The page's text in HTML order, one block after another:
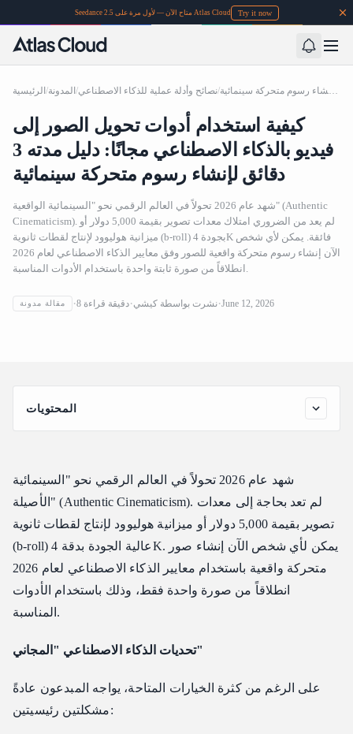
Seedance 2.5 متاح الآن — لأول مرة على Atlas Cloud Try it now
الرئيسية /المدونة /نصائح وأدلة عملية للذكاء الاصطناعي/ كيفية استخدام أدوات تحويل الصور إلى فيديو بالذكاء الاصطناعي مجانًا: دليل مدته 3 دقائق لإنشاء رسوم متحركة سينمائية
كيفية استخدام أدوات تحويل الصور إلى
فيديو بالذكاء الاصطناعي مجانًا: دليل مدته 3
دقائق لإنشاء رسوم متحركة سينمائية
شهد عام 2026 تحولاً في العالم الرقمي نحو "السينمائية الواقعية" (Authentic
Cinematicism). لم يعد من الضروري امتلاك معدات تصوير بقيمة 5,000 دولار أو
ميزانية هوليوود لإنتاج لقطات ثانوية (b-roll) بجودة 4K فائقة. يمكن لأي شخص
الآن إنشاء رسوم متحركة واقعية للصور وفق معايير الذكاء الاصطناعي لعام 2026
انطلاقاً من صورة ثابتة واحدة باستخدام الأدوات المناسبة.
مقالة مدونة 8 دقيقة قراءة نشرت بواسطة كيشي June 12, 2026
كيفية استخدام أدوات تحويل الصور إلى فيديو بالذكاء
الاصطناعي مجانًا: دليل مدته 3 دقائق لإنشاء رسوم متحركة
المحتويات
"الثلاثة الكبار" من أدوات الذكاء الاصطناعي المجانية لعام 2026
خطوة بخطوة: سير عمل التحريك في 3 دقائق
الخطوة 1: تجهيز الصورة "النظيفة" (0:00–1:00)
الخطوة 2: التوجيه المتقدم—سر "المخرج" (1:00–2:00)
الخطوة 3: لوحة القصة القائمة على المشهد (2:00–3:00)
اللمسة النهائية
لماذا تهم الدقة؟
شهد عام 2026 تحولاً في العالم الرقمي نحو "السينمائية
الأصيلة" (Authentic Cinematicism). لم تعد بحاجة إلى معدات
تصوير بقيمة 5,000 دولار أو ميزانية هوليوود لإنتاج لقطات ثانوية
(b-roll) عالية الجودة بدقة 4K. يمكن لأي شخص الآن إنشاء صور
متحركة واقعية باستخدام معايير الذكاء الاصطناعي لعام 2026
انطلاقاً من صورة واحدة فقط، وذلك باستخدام الأدوات
المناسبة.
تحديات الذكاء الاصطناعي "المجاني"
على الرغم من كثرة الخيارات المتاحة، يواجه المبدعون عادةً
مشكلتين رئيسيتين: